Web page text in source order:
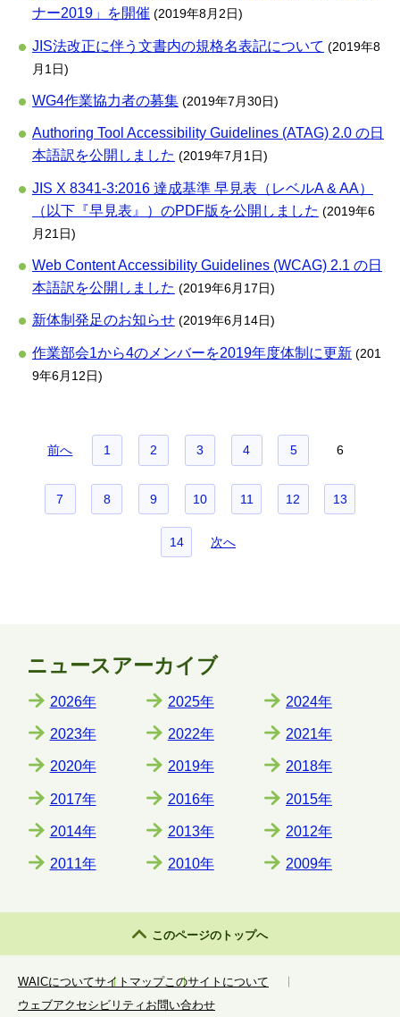
ナー2019」を開催 (2019年8月2日)
JIS法改正に伴う文書内の規格名表記について (2019年8
月1日)
WG4作業協力者の募集 (2019年7月30日)
Authoring Tool Accessibility Guidelines (ATAG) 2.0 の日
本語訳を公開しました (2019年7月1日)
JIS X 8341-3:2016 達成基準 早見表（レベルA & AA）
（以下『早見表』）のPDF版を公開しました (2019年6
月21日)
Web Content Accessibility Guidelines (WCAG) 2.1 の日
本語訳を公開しました (2019年6月17日)
新体制発足のお知らせ (2019年6月14日)
作業部会1から4のメンバーを2019年度体制に更新 (201
9年6月12日)
ー
シ
ョ
ン
前へ 1 2 3 4 5 6
7 8 9 10 11 12 13
14 次へ
ニュースアーカイブ
2026年 2025年 2024年
2023年 2022年 2021年
2020年 2019年 2018年
2017年 2016年 2015年
2014年 2013年 2012年
2011年 2010年 2009年
このページのトップへ
WAICについてサイトマップこのサイトについて
ウェブアクセシビリティ お問い合わせ